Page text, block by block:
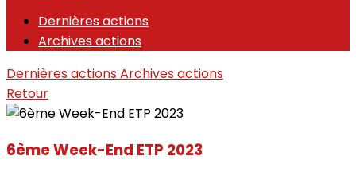
Dernières actions
Archives actions
Dernières actionsArchives actions
Retour
6ème Week-End ETP 2023